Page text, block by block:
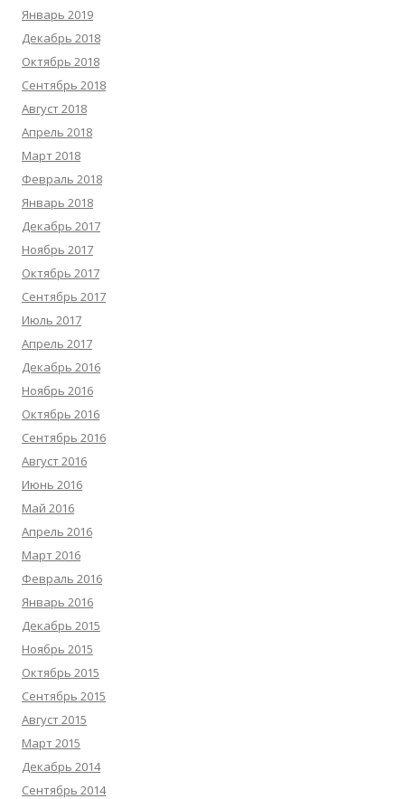
Январь 2019
Декабрь 2018
Октябрь 2018
Сентябрь 2018
Август 2018
Апрель 2018
Март 2018
Февраль 2018
Январь 2018
Декабрь 2017
Ноябрь 2017
Октябрь 2017
Сентябрь 2017
Июль 2017
Апрель 2017
Декабрь 2016
Ноябрь 2016
Октябрь 2016
Сентябрь 2016
Август 2016
Июнь 2016
Май 2016
Апрель 2016
Март 2016
Февраль 2016
Январь 2016
Декабрь 2015
Ноябрь 2015
Октябрь 2015
Сентябрь 2015
Август 2015
Март 2015
Декабрь 2014
Сентябрь 2014